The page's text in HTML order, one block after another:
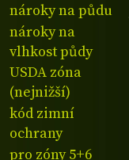
nároky na půdu
nároky na
vlhkost půdy
USDA zóna
(nejnižší)
kód zimní
ochrany
pro zóny 5+6